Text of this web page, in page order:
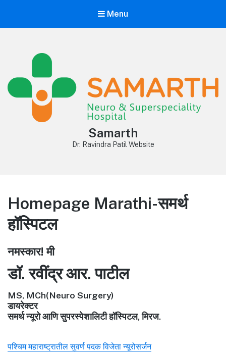
Menu
Samarth
Dr. Ravindra Patil Website
Homepage Marathi-समर्थ
हॉस्पिटल
नमस्कार! मी
डॉ. रवींद्र आर. पाटील
MS, MCh(Neuro Surgery)
डायरेक्टर
समर्थ न्यूरो आणि सुपरस्पेशालिटी हॉस्पिटल, मिरज.
पश्चिम महाराष्ट्रातील सुवर्ण पदक विजेता न्यूरोसर्जन